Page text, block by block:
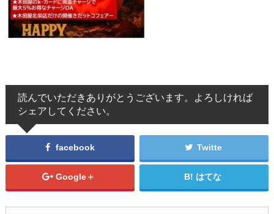
読んでいただきありがとうございます。よろしければ
シェアしてください。
facebook Twitte
Google＋ はてな